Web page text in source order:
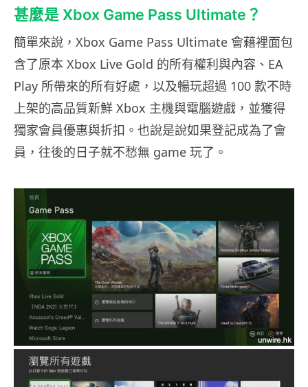
甚麼是 Xbox Game Pass Ultimate？
簡單來說，Xbox Game Pass Ultimate 會藉裡面包
含了原本 Xbox Live Gold 的所有權利與內容、EA
Play 所帶來的所有好處，以及暢玩超過 100 款不時
上架的高品質新鮮 Xbox 主機與電腦遊戲，並獲得
獨家會員優惠與折扣。也說是說如果登記成為了會
員，往後的日子就不愁無 game 玩了。